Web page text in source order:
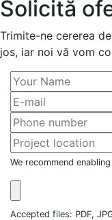
Solicită
Trimite-ne cererea
jos, iar noi vă vom
We recommend
Accepted files: PDF,